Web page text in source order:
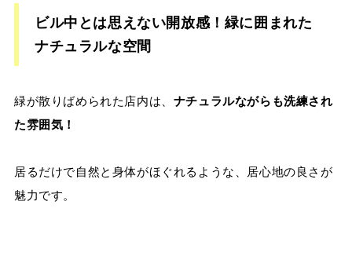
ビル中とは思えない開放感！緑に囲まれた
ナチュラルな空間
緑が散りばめられた店内は、 ナチュラルながらも洗練され
た雰囲気！
居るだけで自然と身体がほぐれるような、居心地の良さが
魅力です。